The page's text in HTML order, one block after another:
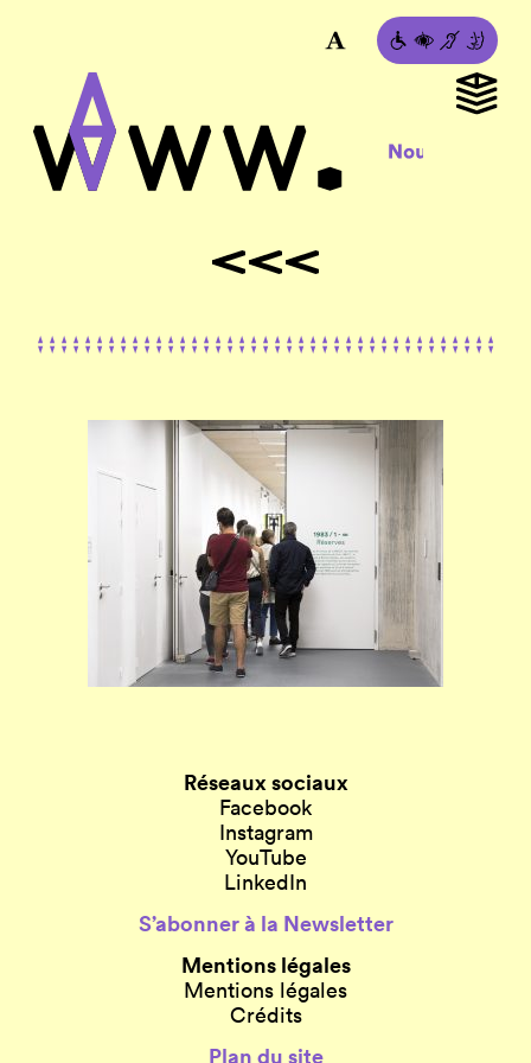
Réseaux sociaux
Facebook
Instagram
YouTube
LinkedIn
S’abonner à la Newsletter
Mentions légales
Mentions légales
Crédits
Plan du site